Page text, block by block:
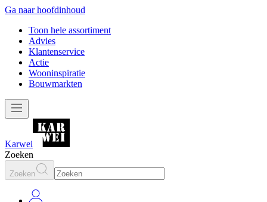
Ga naar hoofdinhoud
Toon hele assortiment
Advies
Klantenservice
Actie
Wooninspiratie
Bouwmarkten
Karwei
Zoeken
Zoeken